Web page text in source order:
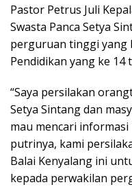
Pastor Petrus Juli
Swasta Panca Setya
perguruan tinggi yang
Pendidikan yang ke 14
“Saya persilakan
Setya Sintang dan
mau mencari
putrinya, kami
Balai Kenyalang ini
kepada perwakilan